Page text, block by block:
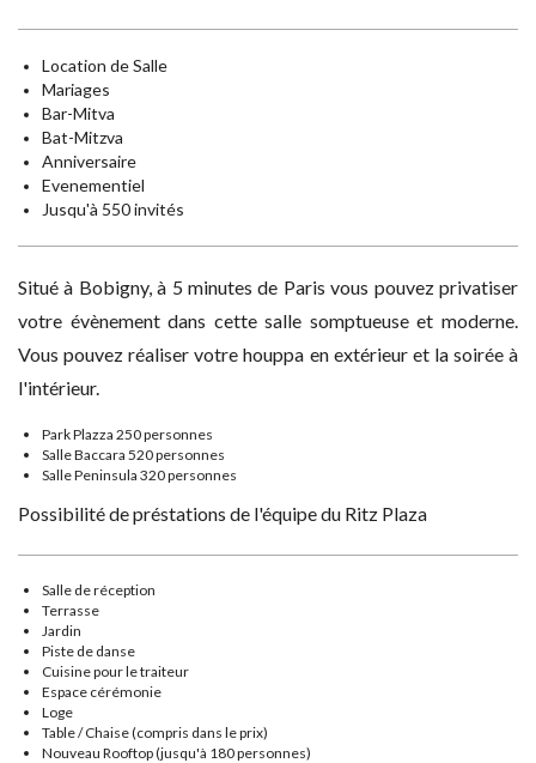
Location de Salle
Mariages
Bar-Mitva
Bat-Mitzva
Anniversaire
Evenementiel
Jusqu'à 550 invités
Situé à Bobigny, à 5 minutes de Paris vous pouvez privatiser
votre évènement dans cette salle somptueuse et moderne.
Vous pouvez réaliser votre houppa en extérieur et la soirée à
l'intérieur.
Park Plazza 250 personnes
Salle Baccara 520 personnes
Salle Peninsula 320 personnes
Possibilité de préstations de l'équipe du Ritz Plaza
Salle de réception
Terrasse
Jardin
Piste de danse
Cuisine pour le traiteur
Espace cérémonie
Loge
Table / Chaise (compris dans le prix)
Nouveau Rooftop (jusqu'à 180 personnes)